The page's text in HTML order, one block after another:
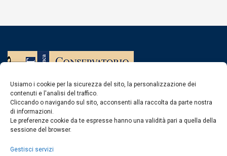
Usiamo i cookie per la sicurezza del sito, la personalizzazione dei
contenuti e l'analisi del traffico.
Cliccando o navigando sul sito, acconsenti alla raccolta da parte nostra
di informazioni.
Le preferenze cookie da te espresse hanno una validità pari a quella della
sessione del browser.
Gestisci servizi
Contatti
Centralino0963 375235